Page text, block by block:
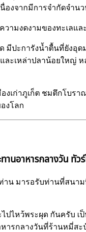
องจากมีการจำกัดจำ
มงดงามของทะเลแ
ด มีปะการังน้ำตื้นที่ยัง
และเหล่าปลาน้อยให
งเก่าภูเก็ต ชมตึกโบ
งโลก
นอาหารกลางวัน ทัวร์
น มารอรับท่านที่สนา
ปไหว้พระผุด กันครับ
ารกลางวันที่ร้านหมี่ส